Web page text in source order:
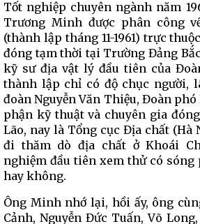
Tốt nghiệp chuyên ngành năm
Trương Minh được phân công
(thành lập tháng 11-1961) trực
đóng tạm thời tại Trường Đảng
kỹ sư địa vật lý đầu tiên của
thành lập chỉ có độ chục người,
đoàn Nguyễn Văn Thiệu, Đoàn
phận kỹ thuật và chuyên gia
Lão, nay là Tổng cục Địa chất (Hà
đi thăm dò địa chất ở Khoái
nghiệm đầu tiên xem thử có sóng
hay không.
Ông Minh nhớ lại, hồi ấy, ông
Cảnh, Nguyễn Đức Tuấn, Võ